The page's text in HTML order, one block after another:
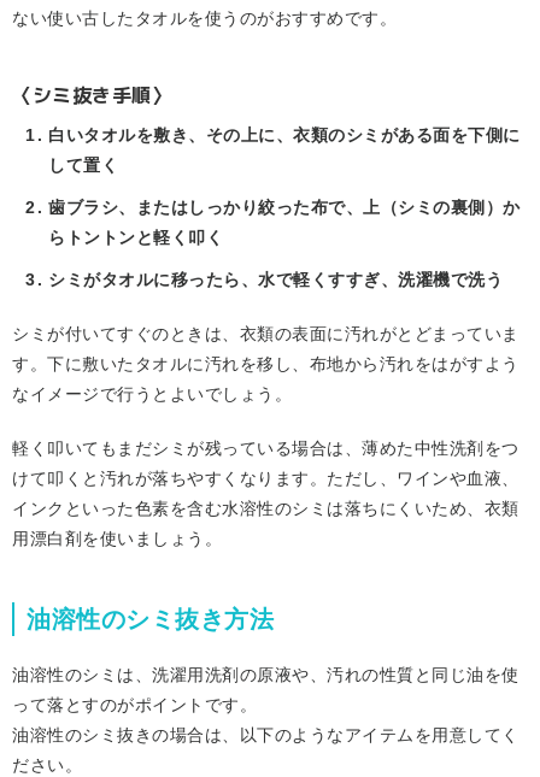
ない使い古したタオルを使うのがおすすめです。
〈シミ抜き手順〉
白いタオルを敷き、その上に、衣類のシミがある面を下側に
して置く
歯ブラシ、またはしっかり絞った布で、上（シミの裏側）か
らトントンと軽く叩く
シミがタオルに移ったら、水で軽くすすぎ、洗濯機で洗う
シミが付いてすぐのときは、衣類の表面に汚れがとどまっていま
す。下に敷いたタオルに汚れを移し、布地から汚れをはがすよう
なイメージで行うとよいでしょう。
軽く叩いてもまだシミが残っている場合は、薄めた中性洗剤をつ
けて叩くと汚れが落ちやすくなります。ただし、ワインや血液、
インクといった色素を含む水溶性のシミは落ちにくいため、衣類
用漂白剤を使いましょう。
油溶性のシミ抜き方法
油溶性のシミは、洗濯用洗剤の原液や、汚れの性質と同じ油を使
って落とすのがポイントです。
油溶性のシミ抜きの場合は、以下のようなアイテムを用意してく
ださい。